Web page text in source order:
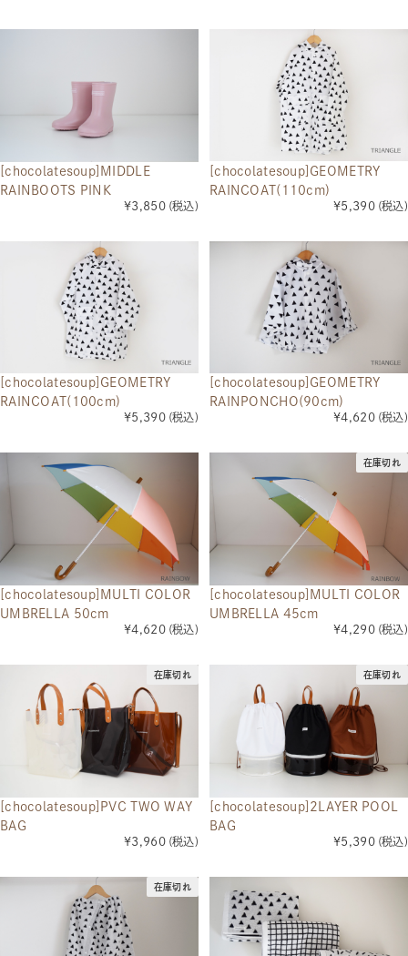
[chocolatesoup]MIDDLE
RAINBOOTS PINK
¥3,850 (税込)
[chocolatesoup]GEOMETRY
RAINCOAT(110cm)
¥5,390 (税込)
[chocolatesoup]GEOMETRY
RAINCOAT(100cm)
¥5,390 (税込)
[chocolatesoup]GEOMETRY
RAINPONCHO(90cm)
¥4,620 (税込)
[chocolatesoup]MULTI COLOR
UMBRELLA 50cm
¥4,620 (税込)
[chocolatesoup]MULTI COLOR
UMBRELLA 45cm
¥4,290 (税込)
在庫切れ
[chocolatesoup]PVC TWO WAY
BAG
¥3,960 (税込)
在庫切れ
[chocolatesoup]2LAYER POOL
BAG
¥5,390 (税込)
在庫切れ
在庫切れ